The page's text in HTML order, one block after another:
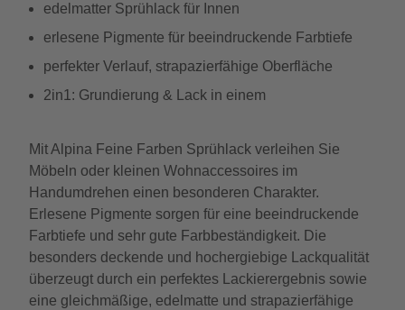
edelmatter Sprühlack für Innen
erlesene Pigmente für beeindruckende Farbtiefe
perfekter Verlauf, strapazierfähige Oberfläche
2in1: Grundierung & Lack in einem
Mit Alpina Feine Farben Sprühlack verleihen Sie
Möbeln oder kleinen Wohnaccessoires im
Handumdrehen einen besonderen Charakter.
Erlesene Pigmente sorgen für eine beeindruckende
Farbtiefe und sehr gute Farbbeständigkeit. Die
besonders deckende und hochergiebige Lackqualität
überzeugt durch ein perfektes Lackierergebnis sowie
eine gleichmäßige, edelmatte und strapazierfähige